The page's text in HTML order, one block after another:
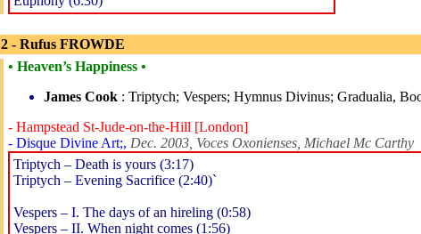
2 - Rufus FROWDE
• Heaven’s Happiness •
James Cook : Triptych; Vespers; Hymnus Divinus; Gradualia,
- Hampstead St-Jude-on-the-Hill [London]
- Disque Divine Art;, Dec. 2003, Voces Oxonienses, Michael Mc Carthy
Triptych – Death is yours (3:17)
Triptych – Evening Sacrifice (2:40)`
Vespers – I. The days of an hireling (0:58)
Vespers – II. When night comes (1:56)